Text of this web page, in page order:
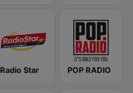
Radio Star POP RADIO